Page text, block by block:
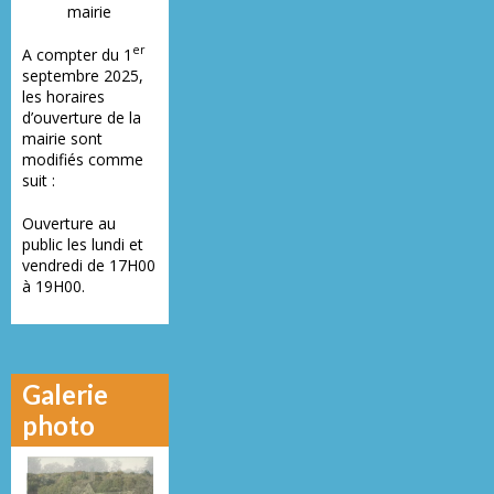
mairie
A compter du 1 er
septembre 2025,
les horaires
d’ouverture de la
mairie sont
modifiés comme
suit :
Ouverture au
public les lundi et
vendredi de 17H00
à 19H00.
Galerie
photo